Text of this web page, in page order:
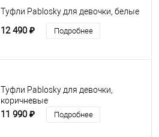
Туфли Pablosky для девочки, белые
12 490 ₽ Подробнее
Туфли Pablosky для девочки,
коричневые
11 990 ₽ Подробнее